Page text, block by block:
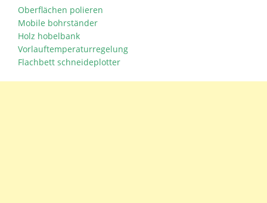
Oberflächen polieren
Mobile bohrständer
Holz hobelbank
Vorlauftemperaturregelung
Flachbett schneideplotter